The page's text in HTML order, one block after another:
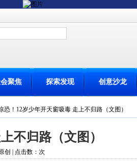
聚焦 探索发现 创意沙龙
恐！12岁少年开天窗吸毒 走上不归路（文图）
不归路（文图）
创 | 点击数： 次